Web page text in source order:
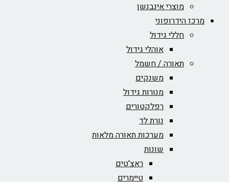
מוצרי אינבנשן
מרכז הידרופוני
חללי גידול
אוהלי גידול
תאורה / חשמל
משנקים
מנורות גידול
רפלקטורים
נורת לד
מערכות תאורה מלאות
שונות
ראצ'טים
טיימרים